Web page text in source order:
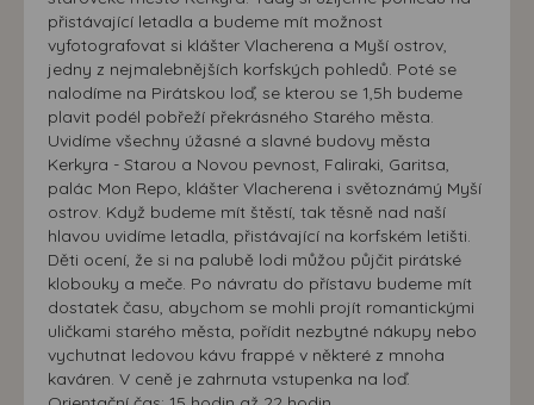
přistávající letadla a budeme mít možnost
vyfotografovat si klášter Vlacherena a Myší ostrov,
jedny z nejmalebnějších korfských pohledů. Poté se
nalodíme na Pirátskou loď, se kterou se 1,5h budeme
plavit podél pobřeží překrásného Starého města.
Uvidíme všechny úžasné a slavné budovy města
Kerkyra - Starou a Novou pevnost, Faliraki, Garitsa,
palác Mon Repo, klášter Vlacherena i světoznámý Myší
ostrov. Když budeme mít štěstí, tak těsně nad naší
hlavou uvidíme letadla, přistávající na korfském letišti.
Děti ocení, že si na palubě lodi můžou půjčit pirátské
klobouky a meče. Po návratu do přístavu budeme mít
dostatek času, abychom se mohli projít romantickými
uličkami starého města, pořídit nezbytné nákupy nebo
vychutnat ledovou kávu frappé v některé z mnoha
kaváren. V ceně je zahrnuta vstupenka na loď.